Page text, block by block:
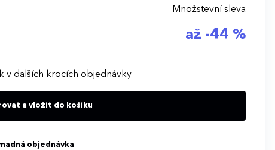
Množstevní sleva
až -44 %
v dalších krocích objednávky
a vložit do košíku
objednávka